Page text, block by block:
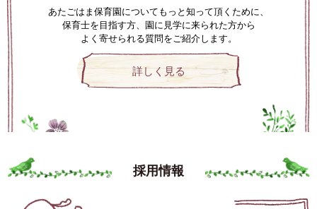
あたごはま保育園についてもっと知って頂くために、
保育士を目指す方、園に見学に来られた方から
よく寄せられる質問をご紹介します。
詳しく見る
採用情報